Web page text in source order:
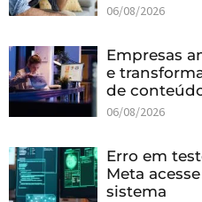
06/08/2026
Empresas
e
de
06/08/2026
Erro em
Meta
sistema